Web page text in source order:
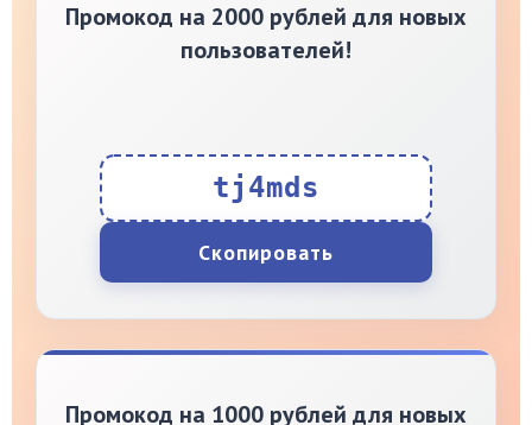
Промокод на 2000 рублей для новых
пользователей!
tj4mds
Скопировать
Промокод на 1000 рублей для новых